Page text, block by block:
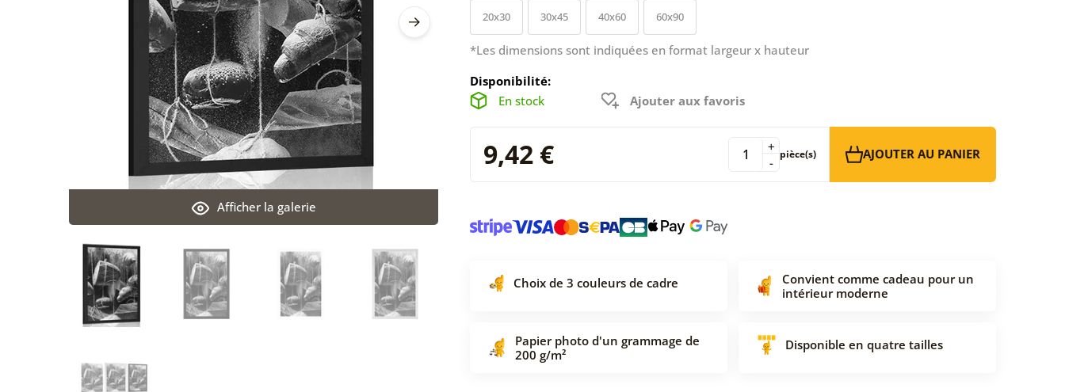
Afficher la galerie
20x30 30x45 40x60 60x90
*Les dimensions sont indiquées en format largeur x hauteur
Disponibilité:
En stock
Ajouter aux favoris
9,42 € -
+ pièce(s) AJOUTER AU PANIER
Choix de 3 couleurs de cadre
Convient comme cadeau pour un
intérieur moderne
Papier photo d'un grammage de
200 g/m²
Disponible en quatre tailles